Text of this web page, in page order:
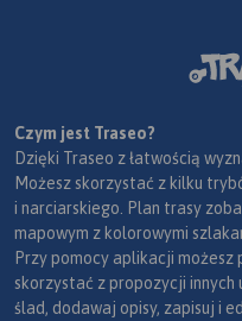
Czym jest Traseo?
Dzięki Traseo z łatwością
Możesz skorzystać z kilku
i narciarskiego. Plan trasy
mapowym z kolorowymi
Przy pomocy aplikacji
skorzystać z propozycji
ślad, dodawaj opisy, zapisuj i